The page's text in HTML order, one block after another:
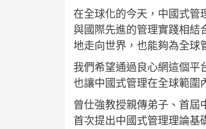
在全球化的今天，中國式管
與國際先進的管理實踐相結
地走向世界，也能夠為全球
我們希望通過良心網這個平
也讓中國式管理在全球範圍
曾仕強教授親傳弟子、首屆
首次提出中國式管理理論基